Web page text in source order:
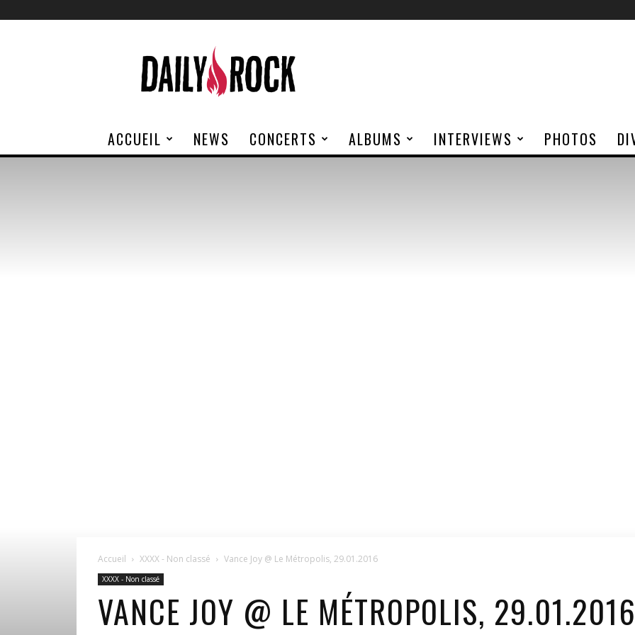
Rock
ACCUEIL NEWS CONCERTS ALBUMS INTERVIEWS PHOTOS
Accueil XXXX - Non classé Vance Joy @ Le Métropolis, 29.01.2016
XXXX - Non classé
VANCE JOY @ LE MÉTROPOLIS,